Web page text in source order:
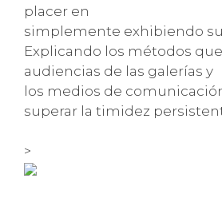
placer en
simplemente exhibiendo su
Explicando los métodos
audiencias de las galerías y
los medios de
superar la timidez
>